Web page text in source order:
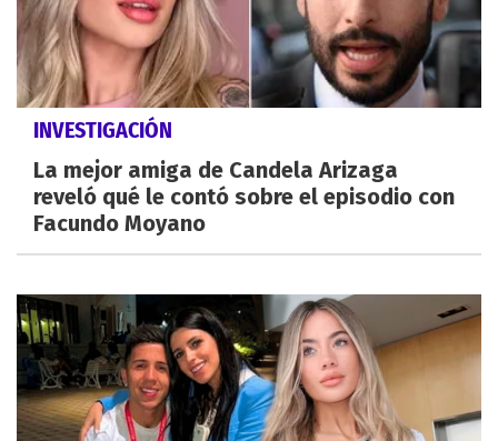
INVESTIGACIÓN
La mejor amiga de Candela Arizaga
reveló qué le contó sobre el episodio con
Facundo Moyano